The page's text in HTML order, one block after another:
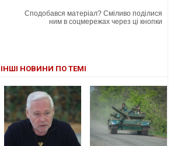
Сподобався матеріал? Сміливо поділися
ним в соцмережах через ці кнопки
ІНШІ НОВИНИ ПО ТЕМІ